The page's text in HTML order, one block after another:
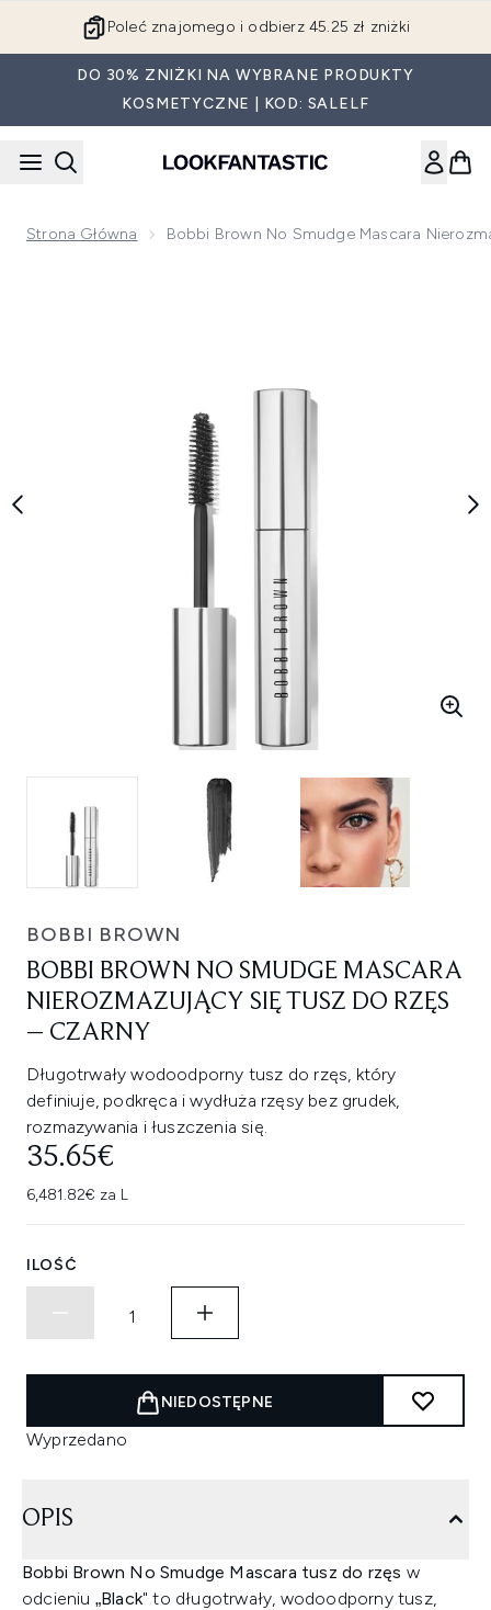
Poleć znajomego i odbierz 45.25 zł zniżki
DO 30% ZNIŻKI NA WYBRANE PRODUKTY
KOSMETYCZNE | KOD: SALELF
Strona Główna Bobbi Brown No Smudge Mascara
BOBBI BROWN
BOBBI BROWN NO SMUDGE MASCARA
NIEROZMAZUJĄCY SIĘ TUSZ DO RZĘS
– CZARNY
Długotrwały wodoodporny tusz do rzęs, który
definiuje, podkręca i wydłuża rzęsy bez grudek,
rozmazywania i łuszczenia się.
35.65€
6,481.82€ za L
ILOŚĆ
NIEDOSTĘPNE
Wyprzedano
OPIS
Bobbi Brown No Smudge Mascara tusz do rzęs w
odcieniu „Black" to długotrwały, wodoodporny tusz,